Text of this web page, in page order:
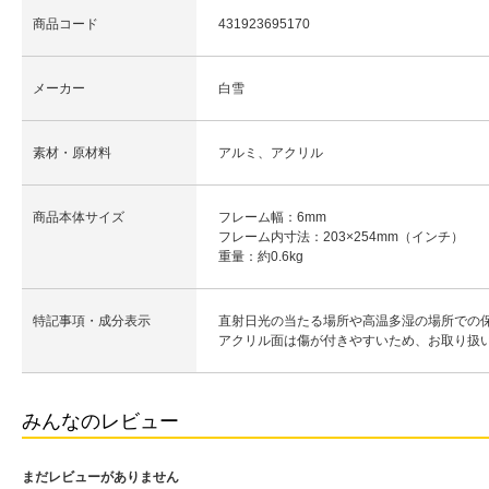
商品コード 431923695170
メーカー 白雪
素材・原材料 アルミ、アクリル
商品本体サイズ
フレーム幅：6mm
フレーム内寸法：203×254mm（インチ）
重量：約0.6kg
特記事項・成分表示
直射日光の当たる場所や高温多湿の場所での
アクリル面は傷が付きやすいため、お取り扱
みんなのレビュー
まだレビューがありません